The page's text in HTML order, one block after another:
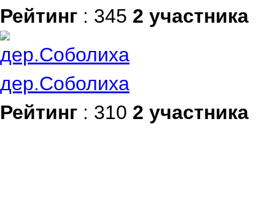
Рейтинг : 345 2 участника
дер.Соболиха
Рейтинг : 310 2 участника